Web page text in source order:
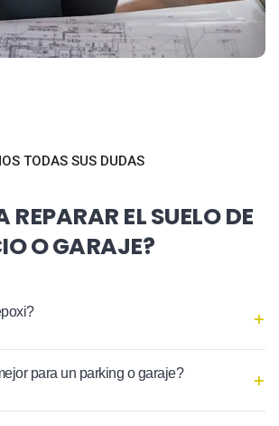
TODAS SUS DUDAS
REPARAR EL SUELO DE
O GARAJE?
para un parking o garaje?